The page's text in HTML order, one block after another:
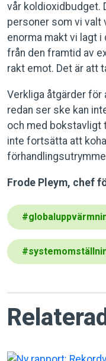
vår koldioxidbudget.
personer som vi valt
enorma makt vi lagt
från den framtid av
rakt emot. Det är att
Verkliga åtgärder för
redan ser ske kan
och med bokstavligt
inte fortsätta att
Frode Pleym, chef
#
#